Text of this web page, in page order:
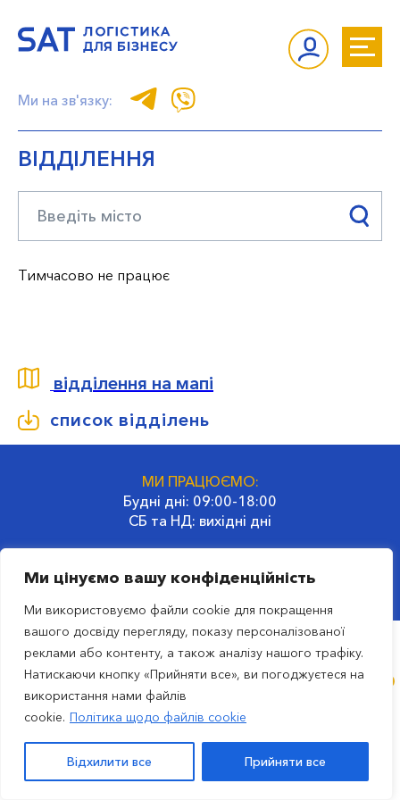
Ми цінуємо вашу конфіденційність
Ми використовуємо файли cookie для покращення
вашого досвіду перегляду, показу персоналізованої
реклами або контенту, а також аналізу нашого трафіку.
Натискаючи кнопку «Прийняти все», ви погоджуєтеся на
використання нами файлів
cookie. Політика щодо файлів cookie
Відхилити все Прийняти все
Ми на зв'язку:
ВІДДІЛЕННЯ
Тимчасово не працює
відділення на мапі
список відділень
МИ ПРАЦЮЄМО:
Будні дні: 09:00-18:00
СБ та НД: вихідні дні
02660, Україна, Київ
ru
© 2023 Транспортна компанія SAT
вул. Гродненська, 32, м. Київ, Україна. |